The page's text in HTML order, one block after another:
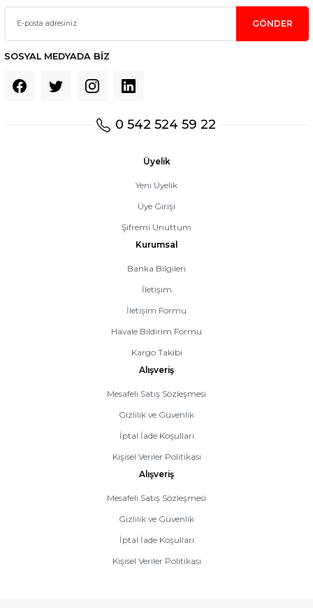
GÖNDER
SOSYAL MEDYADA BİZ
0 542 524 59 22
Üyelik
Yeni Üyelik
Üye Girişi
Şifremi Unuttum
Kurumsal
Banka Bilgileri
İletişim
İletişim Formu
Havale Bildirim Formu
Kargo Takibi
Alışveriş
Mesafeli Satış Sözleşmesi
Gizlilik ve Güvenlik
İptal İade Koşullari
Kişisel Veriler Politikası
Alışveriş
Mesafeli Satış Sözleşmesi
Gizlilik ve Güvenlik
İptal İade Koşullari
Kişisel Veriler Politikası